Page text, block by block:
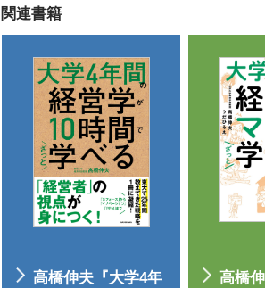
関連書籍
高橋伸夫『大学4年
高橋